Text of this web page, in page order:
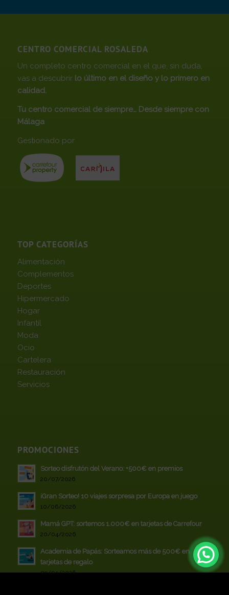
CENTRO COMERCIAL ROSALEDA
Un completo centro comercial en el que, sin duda,
vas a descubrir lo último en el diseño y lo primero en
calidad.
Tu centro comercial de siempre… Desde siempre con
Málaga
Gestionado por
TOP CATEGORÍAS
Alimentación
Complementos
Deportes
Hipermercado
Hogar
Infantil
Moda
Ocio
Cartelera
Restauración
Servicios
PROMOCIONES
Sorteo disfrutón del Verano: +500€ en premios
20/07/2026
¡Gran Sorteo! 10 viajes sorpresa por Europa en juego
10/06/2026
Mamá GPT: sortemos 1.000€ en tarjetas de Carrefour
20/04/2026
Academia de Papás: Sorteamos más de 500€ en
tarjetas de regalo
09/03/2026